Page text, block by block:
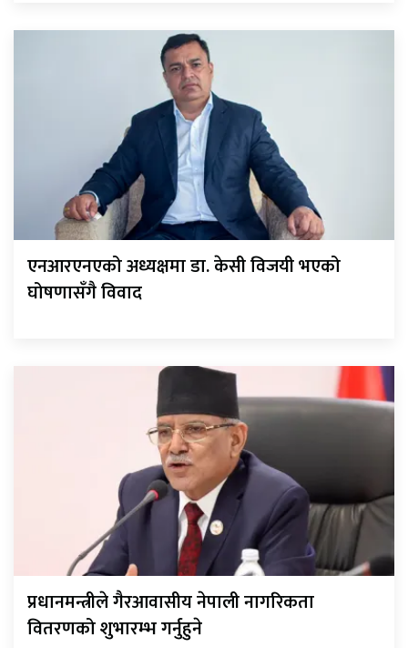
एनआरएनएको अध्यक्षमा डा. केसी विजयी भएको
घोषणासँगै विवाद
प्रधानमन्त्रीले गैरआवासीय नेपाली नागरिकता
वितरणको शुभारम्भ गर्नुहुने